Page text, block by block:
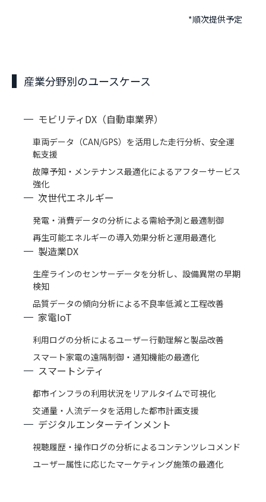
*順次提供予定
産業分野別のユースケース
モビリティDX（自動車業界）
車両データ（CAN/GPS）を活用した走行分析、安全運
転支援
故障予知・メンテナンス最適化によるアフターサービス
強化
次世代エネルギー
発電・消費データの分析による需給予測と最適制御
再生可能エネルギーの導入効果分析と運用最適化
製造業DX
生産ラインのセンサーデータを分析し、設備異常の早期
検知
品質データの傾向分析による不良率低減と工程改善
家電IoT
利用ログの分析によるユーザー行動理解と製品改善
スマート家電の遠隔制御・通知機能の最適化
スマートシティ
都市インフラの利用状況をリアルタイムで可視化
交通量・人流データを活用した都市計画支援
デジタルエンターテインメント
視聴履歴・操作ログの分析によるコンテンツレコメンド
ユーザー属性に応じたマーケティング施策の最適化